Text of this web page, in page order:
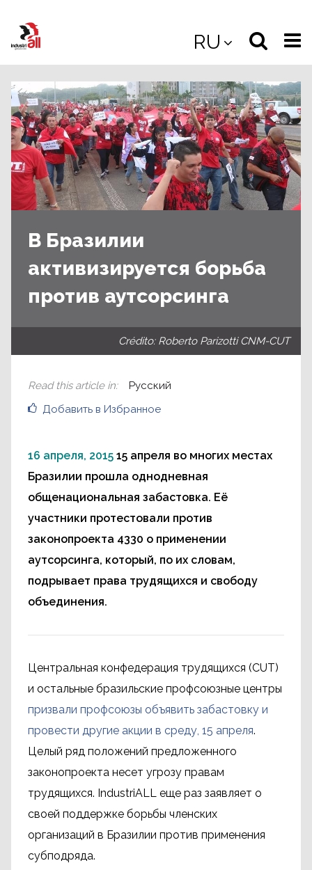
main
RU
Select
the
site
В Бразилии
активизируется борьба
против аутсорсинга
Crédito: Roberto Parizotti CNM-CUT
Добавить в Избранное
Read this article in: Русский
16 апреля, 2015 15 апреля во многих местах
Бразилии прошла однодневная
общенациональная забастовка. Её
участники протестовали против
законопроекта 4330 о применении
аутсорсинга, который, по их словам,
подрывает права трудящихся и свободу
объединения.
Центральная конфедерация трудящихся (CUT)
и остальные бразильские профсоюзные центры
призвали профсоюзы объявить забастовку и
провести другие акции в среду, 15 апреля.
Целый ряд положений предложенного
законопроекта несет угрозу правам
трудящихся. IndustriALL еще раз заявляет о
своей поддержке борьбы членских
организаций в Бразилии против применения
субподряда.